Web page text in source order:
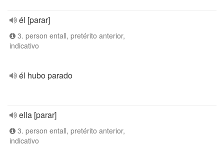
él [parar]
3. person entall, pretérito anterior,
indicativo
él hubo parado
ella [parar]
3. person entall, pretérito anterior,
indicativo